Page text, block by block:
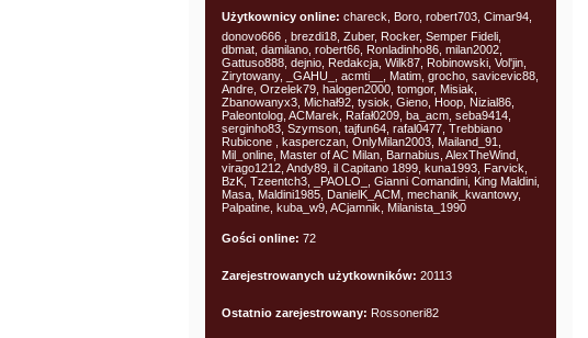
Użytkownicy online: chareck, Boro, robert703, Cimar94,
donovo666 , brezdi18, Zuber, Rocker, Semper Fideli,
dbmat, damilano, robert66, Ronladinho86, milan2002,
Gattuso888, dejnio, Redakcja, Wilk87, Robinowski, Vol'jin,
Zirytowany, _GAHU_, acmti__, Matim, grocho, savicevic88,
Andre, Orzelek79, halogen2000, tomgor, Misiak,
Zbanowanyx3, Michał92, tysiok, Gieno, Hoop, Nizial86,
Paleontolog, ACMarek, Rafał0209, ba_acm, seba9414,
serginho83, Szymson, tajfun64, rafal0477, Trebbiano
Rubicone , kasperczan, OnlyMilan2003, Mailand_91,
Mil_online, Master of AC Milan, Barnabius, AlexTheWind,
virago1212, Andy89, il Capitano 1899, kuna1993, Farvick,
BzK, Tzeentch3, _PAOLO_, Gianni Comandini, King Maldini,
Masa, Maldini1985, DanielK_ACM, mechanik_kwantowy,
Palpatine, kuba_w9, ACjamnik, Milanista_1990
Gości online: 72
Zarejestrowanych użytkowników: 20113
Ostatnio zarejestrowany: Rossoneri82